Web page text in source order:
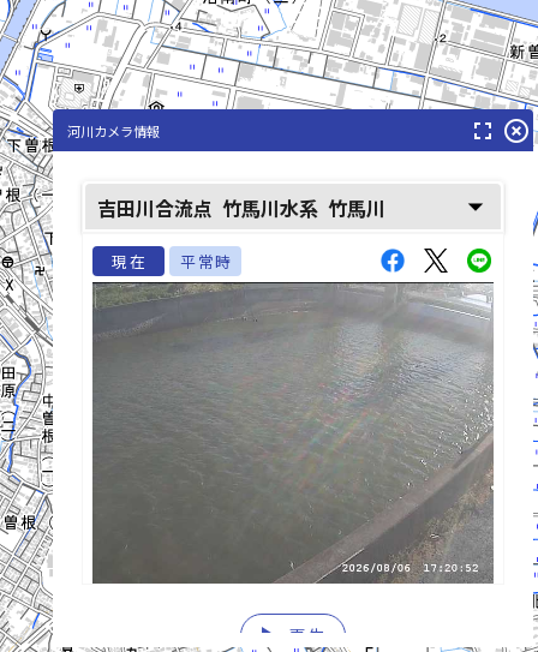
河川カメラ情報 fullscreen highlight_off
吉田川合流点 竹馬川水系 竹馬川 arrow_drop_down
現在 平常時
play_arrow 再生